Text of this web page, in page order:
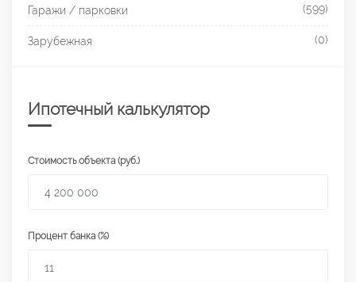
Гаражи / парковки (599)
Зарубежная (0)
Ипотечный калькулятор
Стоимость объекта (руб.)
Процент банка (%)